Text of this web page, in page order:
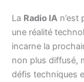
La Radio IA
une réalité
incarne la
non plus diffusé,
défis techniques